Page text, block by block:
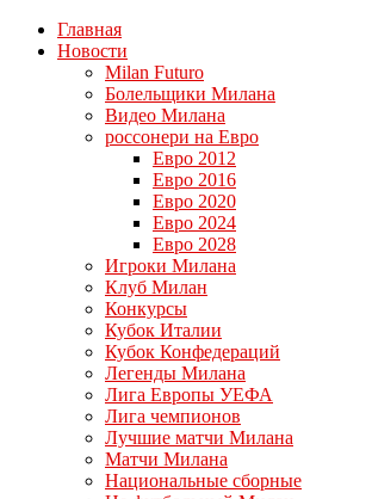
Главная
Новости
Milan Futuro
Болельщики Милана
Видео Милана
россонери на Евро
Евро 2012
Евро 2016
Евро 2020
Евро 2024
Евро 2028
Игроки Милана
Клуб Милан
Конкурсы
Кубок Италии
Кубок Конфедераций
Легенды Милана
Лига Европы УЕФА
Лига чемпионов
Лучшие матчи Милана
Матчи Милана
Национальные сборные